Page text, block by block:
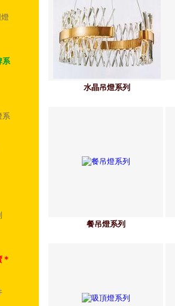
系
系
水晶吊燈系列
餐吊燈系列